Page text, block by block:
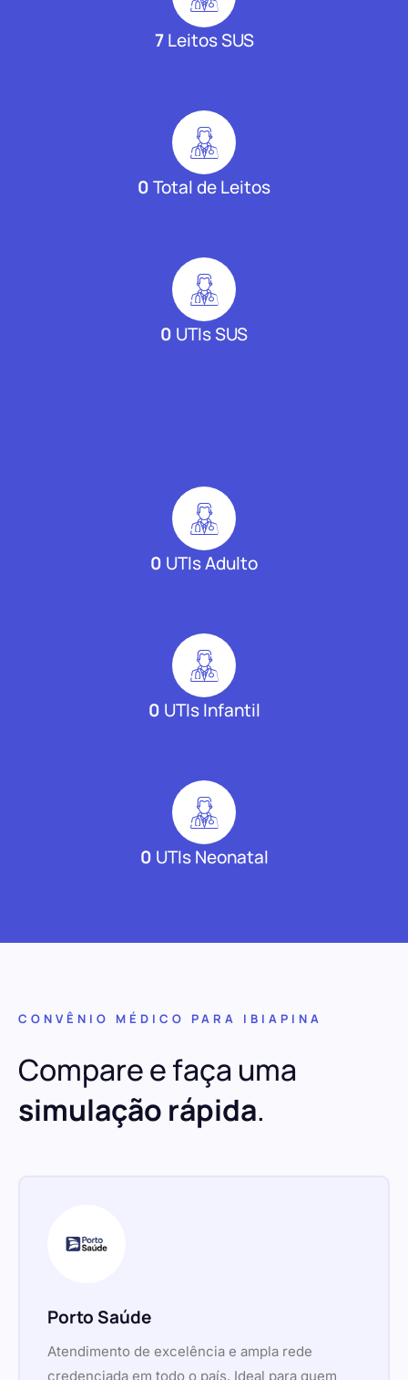
7Leitos SUS
0Total de Leitos
0 UTIs SUS
0 UTIs Adulto
0 UTIs Infantil
0 UTIs Neonatal
CONVÊNIO MÉDICO PARA IBIAPINA
Compare e faça uma
simulação rápida.
Porto Saúde
Atendimento de excelência e ampla rede
credenciada em todo o país. Ideal para quem